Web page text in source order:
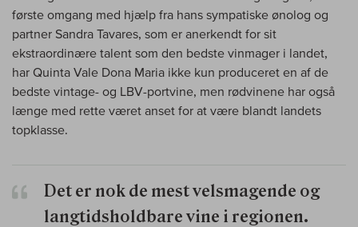
første omgang med hjælp fra hans sympatiske ønolog og
partner Sandra Tavares, som er anerkendt for sit
ekstraordinære talent som den bedste vinmager i landet,
har Quinta Vale Dona Maria ikke kun produceret en af de
bedste vintage- og LBV-portvine, men rødvinene har også
længe med rette været anset for at være blandt landets
topklasse.
Det er nok de mest velsmagende og
langtidsholdbare vine i regionen.